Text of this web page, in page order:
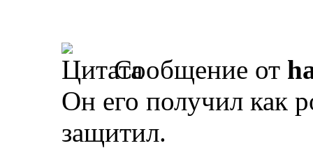
Сообщение от
Он его получил как
защитил.